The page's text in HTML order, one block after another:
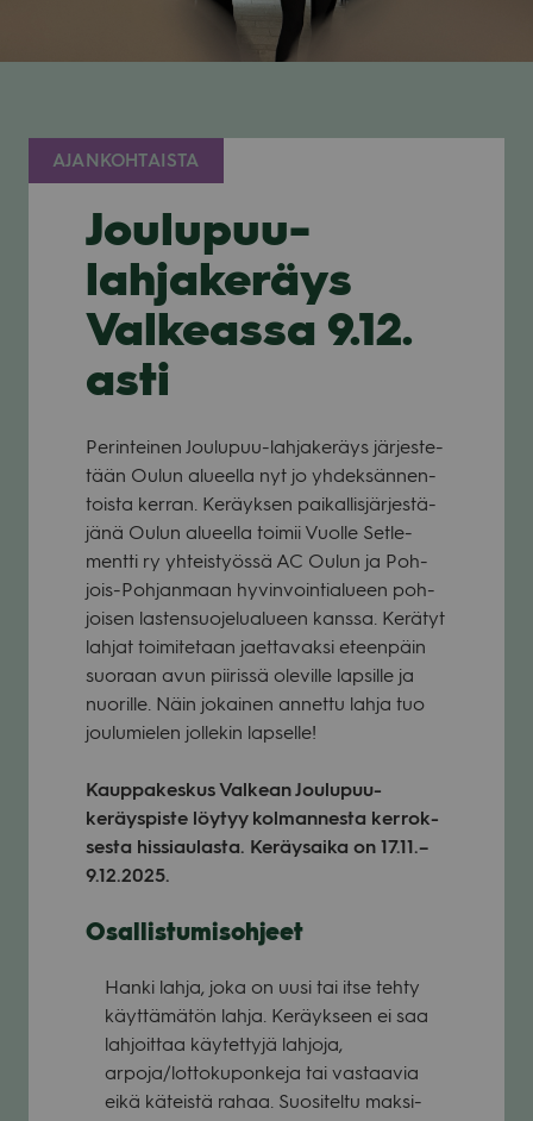
AJANKOHTAISTA
Joulupuu-
lahjakeräys
Valkeassa 9.12.
asti
Perin­tei­nen Jou­lu­puu-lah­ja­ke­räys jär­jes­te­
tään Oulun alu­eella nyt jo yhdek­sän­nen­
toista ker­ran. Keräyk­sen pai­kal­lis­jär­jes­tä­
jänä Oulun alu­eella toi­mii Vuolle Set­le­
mentti ry yhteis­työssä AC Oulun ja Poh­
jois-Poh­jan­maan hyvin­voin­tia­lu­een poh­
joi­sen las­ten­suo­je­lua­lu­een kanssa. Kerä­tyt
lah­jat toi­mi­te­taan jaet­ta­vaksi eteen­päin
suo­raan avun pii­rissä ole­ville lap­sille ja
nuo­rille. Näin jokai­nen annettu lahja tuo
jou­lu­mie­len jol­le­kin lap­selle!
Kaup­pa­kes­kus Val­kean Jou­lu­puu-
keräys­piste löy­tyy kol­man­nesta ker­rok­
sesta his­si­au­lasta. Keräy­saika on 17.11.–
9.12.2025.
Osal­lis­tu­mis­oh­jeet
Hanki lahja, joka on uusi tai itse tehty
käyt­tä­mä­tön lahja. Keräyk­seen ei saa
lah­joit­taa käy­tet­tyjä lah­joja,
arpoja/lottokuponkeja tai vas­taa­via
eikä käteistä rahaa. Suo­si­teltu mak­si­